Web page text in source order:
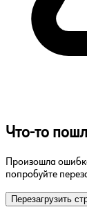
Что-то
Произошла
попробуйте
Перезагрузить